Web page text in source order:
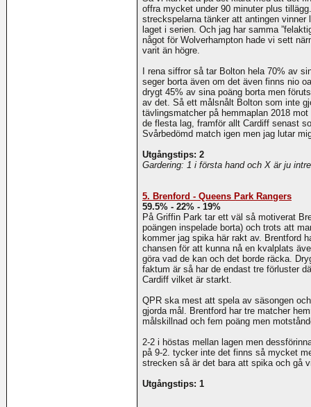
offra mycket under 90 minuter plus
streckspelarna tänker att antingen vinner
laget i serien. Och jag har samma
något för Wolverhampton hade vi sett
varit än högre.
I rena siffror så tar Bolton hela 70% av
seger borta även om det även finns nio
drygt 45% av sina poäng borta men
av det. Så ett målsnålt Bolton som inte
tävlingsmatcher på hemmaplan 2018
de flesta lag, framför allt Cardiff senast
Svårbedömd match igen men jag lutar
Utgångstips: 2
Gardering: 1 i första hand och X är ju
5. Brenford - Queens Park Rangers
59.5% - 22% - 19%
På Griffin Park tar ett väl så motiverat
poängen inspelade borta) och trots att
kommer jag spika här rakt av. Brentford
chansen för att kunna nå en kvalplats
göra vad de kan och det borde räcka.
faktum är så har de endast tre förluster
Cardiff vilket är starkt.
QPR ska mest att spela av säsongen
gjorda mål. Brentford har tre matcher
målskillnad och fem poäng men
2-2 i höstas mellan lagen men
på 9-2. tycker inte det finns så mycket
strecken så är det bara att spika och gå
Utgångstips: 1